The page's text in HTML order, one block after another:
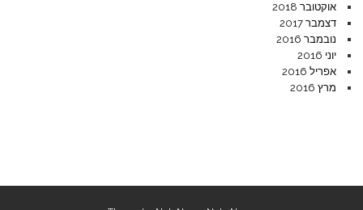
אוקטובר 2018
דצמבר 2017
נובמבר 2016
יוני 2016
אפריל 2016
מרץ 2016